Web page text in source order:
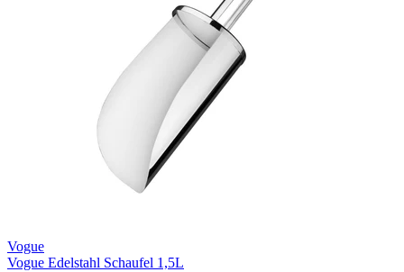
Vogue
Vogue Edelstahl Schaufel 1,5L